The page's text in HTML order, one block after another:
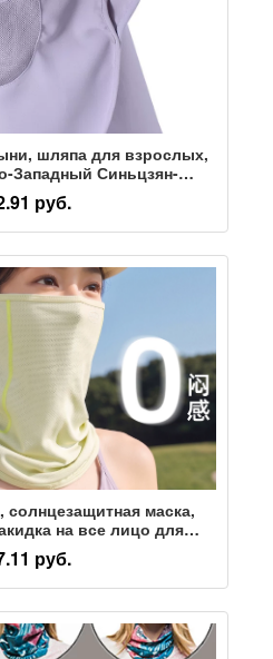
шляпа для взрослых,
Западный Синьцзян-
солнцезащитный
одна шляпа, снаряжение
и женщин
руб.
солнцезащитная маска,
на все лицо для
для лица с ушками,
шелковый нагрудник,
вуаль
руб.